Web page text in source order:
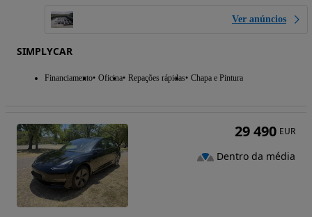
Ver anúncios
SIMPLYCAR
Financiamento Oficina Repações rápidas Chapa e Pintura
29 490 EUR
Dentro da média